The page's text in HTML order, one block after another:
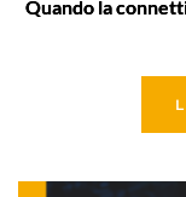
Quando la